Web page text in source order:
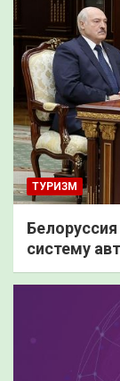
ТУРИЗМ
систему